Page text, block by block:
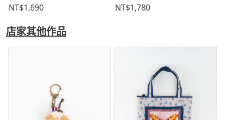
NT$1,690 NT$1,780
店家其他作品